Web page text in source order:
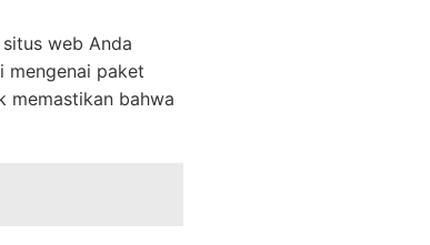
web Anda
mengenai paket
memastikan bahwa